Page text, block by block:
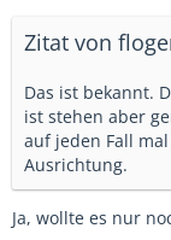
Zitat von
Das ist bekannt.
ist stehen aber
auf jeden Fall
Ausrichtung.
Ja, wollte es nur